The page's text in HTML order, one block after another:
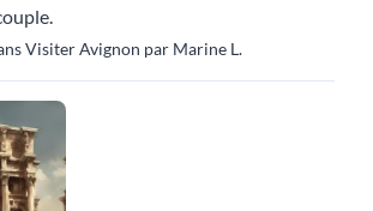
Visiter Avignon par Marine L.